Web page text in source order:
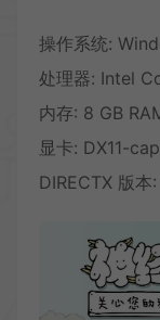
操作系统:
处理器: Intel
内存: 8 GB
显卡: DX11-
DIRECTX 版本: